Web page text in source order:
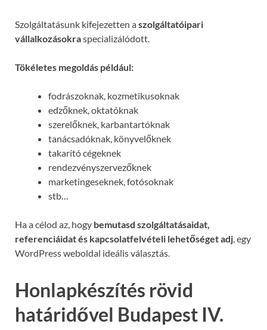
Szolgáltatásunk kifejezetten aszolgáltatóipari
vállalkozásokraspecializálódott.
Tökéletes megoldás például:
fodrászoknak, kozmetikusoknak
edzőknek, oktatóknak
szerelőknek, karbantartóknak
tanácsadóknak, könyvelőknek
takarító cégeknek
rendezvényszervezőknek
marketingeseknek, fotósoknak
stb…
Ha a célod az, hogy bemutasd szolgáltatásaidat,
referenciáidat és kapcsolatfelvételi lehetőséget adj , egy
WordPress weboldal ideális választás.
Honlapkészítés rövid
határidővel Budapest IV.